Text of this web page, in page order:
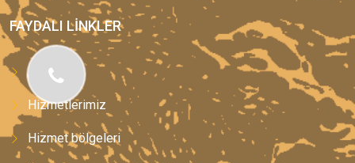
FAYDALI LINKLER
Anasayfa
Hizmetlerimiz
Hizmet bölgeleri